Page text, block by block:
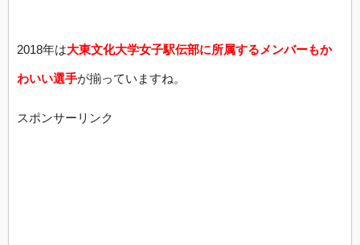
2018年は大東文化大学女子駅伝部に所属するメンバーもか
わいい選手が揃っていますね。
スポンサーリンク